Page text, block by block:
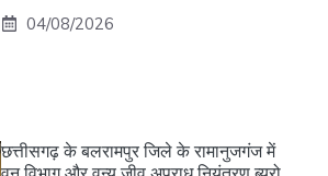
04/08/2026
छत्तीसगढ़ के बलरामपुर जिले के रामानुजगंज में